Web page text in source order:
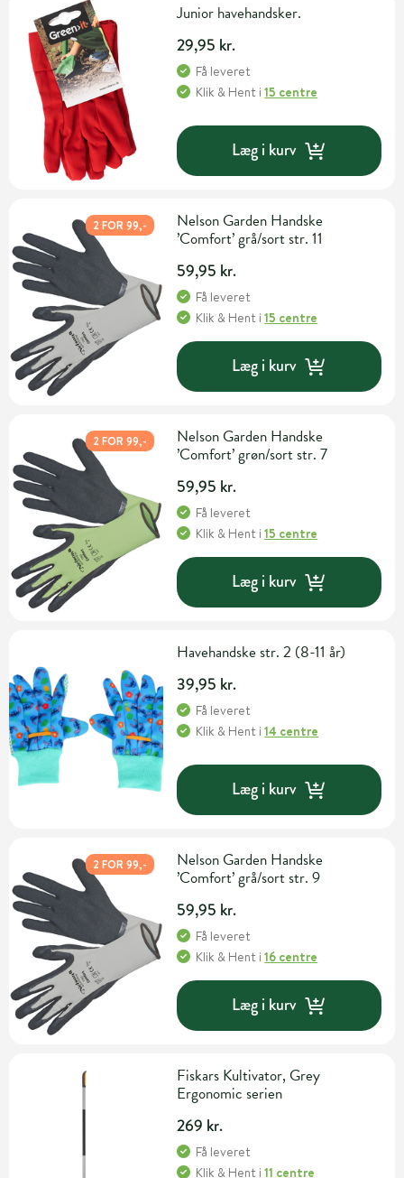
Junior havehandsker.
29,95 kr.
Få leveret
Klik & Hent i15 centre
Læg i kurv
2 FOR 99,-
Nelson Garden Handske
’Comfort’ grå/sort str. 11
59,95 kr.
Få leveret
Klik & Hent i15 centre
Læg i kurv
2 FOR 99,-
Nelson Garden Handske
’Comfort’ grøn/sort str. 7
59,95 kr.
Få leveret
Klik & Hent i15 centre
Læg i kurv
Havehandske str. 2 (8-11 år)
39,95 kr.
Få leveret
Klik & Hent i14 centre
Læg i kurv
2 FOR 99,-
Nelson Garden Handske
’Comfort’ grå/sort str. 9
59,95 kr.
Få leveret
Klik & Hent i16 centre
Læg i kurv
Fiskars Kultivator, Grey
Ergonomic serien
269 kr.
Få leveret
Klik & Hent i11 centre